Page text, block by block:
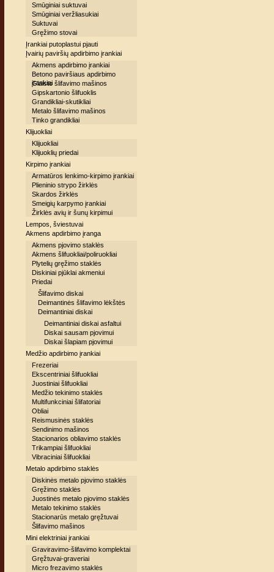
Smūginiai suktuvai
Smūginiai veržliasukiai
Suktuvai
Gręžimo stovai
Įrankiai putoplastui pjauti
Įvairių paviršių apdirbimo įrankiai
Akmens apdirbimo įrankiai
Betono paviršiaus apdirbimo
įrankiai
Glaisto šlifavimo mašinos
Gipskartonio šlifuoklis
Grandikliai-skutikliai
Metalo šlifavimo mašinos
Tinko grandikliai
Klijuokliai
Klijuokliai
Klijuoklių priedai
Kirpimo įrankiai
Armatūros lenkimo-kirpimo įrankiai
Plieninio strypo žirklės
Skardos žirklės
Smeigių karpymo įrankiai
Žirklės avių ir šunų kirpimui
Lempos, šviestuvai
Akmens apdirbimo įranga
Akmens pjovimo staklės
Akmens šlifuokliai/poliruokliai
Plytelių gręžimo staklės
Diskiniai pjūklai akmeniui
Priedai
Šlifavimo diskai
Deimantinės šlifavimo lėkštės
Deimantiniai diskai
Deimantiniai diskai asfaltui
Diskai sausam pjovimui
Diskai šlapiam pjovimui
Medžio apdirbimo įrankiai
Frezeriai
Ekscentriniai šlifuokliai
Juostiniai šlifuokliai
Medžio tekinimo staklės
Multifunkciniai šlifatoriai
Obliai
Reismusinės staklės
Sendinimo mašinos
Stacionarios obliavimo staklės
Trikampiai šlifuokliai
Vibraciniai šlifuokliai
Metalo apdirbimo staklės
Diskinės metalo pjovimo staklės
Gręžimo staklės
Juostinės metalo pjovimo staklės
Metalo tekinimo staklės
Stacionarūs metalo gręžtuvai
Šlifavimo mašinos
Mini elektriniai įrankiai
Graviravimo-šlifavimo komplektai
Gręžtuvai-graveriai
Micro frezavimo staklės